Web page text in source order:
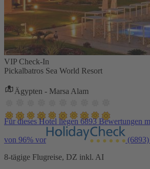
VIP Check-In
Pickalbatros Sea World Resort
Ägypten - Marsa Alam
Für dieses Hotel liegen 6893 Bewertungen
von 96% vor (6893)
8-tägige Flugreise, DZ inkl. AI